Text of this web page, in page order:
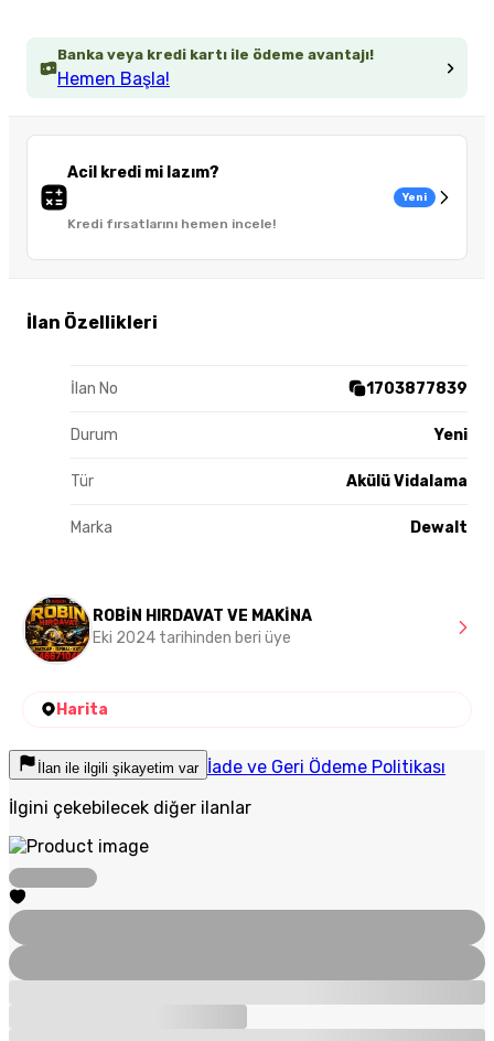
Banka veya kredi kartı ile ödeme avantajı!
Hemen Başla!
Acil kredi mi lazım?
Kredi fırsatlarını hemen incele!
Yeni
İlan Özellikleri
İlan No 1703877839
Durum Yeni
Tür Akülü Vidalama
Marka Dewalt
ROBİN HIRDAVAT VE MAKİNA
Eki 2024 tarihinden beri üye
Harita
İlan ile ilgili şikayetim var İade ve Geri Ödeme Politikası
İlgini çekebilecek diğer ilanlar